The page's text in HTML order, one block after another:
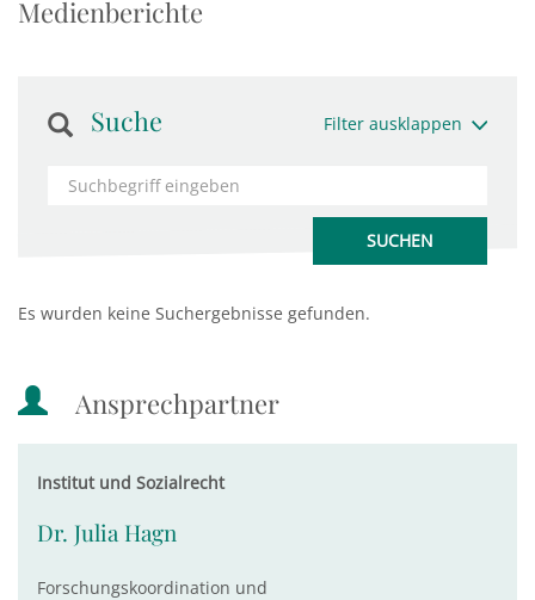
Medienberichte
Suche Filter ausklappen
Es wurden keine Suchergebnisse gefunden.
Ansprechpartner
Institut und Sozialrecht
Dr. Julia Hagn
Forschungskoordination und